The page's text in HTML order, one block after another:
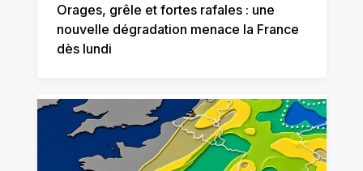
Orages, grêle et fortes rafales : une
nouvelle dégradation menace la France
dès lundi